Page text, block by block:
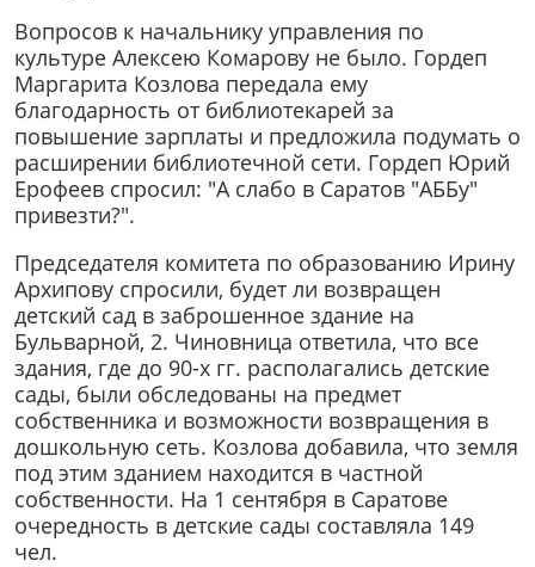
Вопросов к начальнику управления по
культуре Алексею Комарову не было. Гордеп
Маргарита Козлова передала ему
благодарность от библиотекарей за
повышение зарплаты и предложила подумать о
расширении библиотечной сети. Гордеп Юрий
Ерофеев спросил: "А слабо в Саратов "АББу"
привезти?".
Председателя комитета по образованию Ирину
Архипову спросили, будет ли возвращен
детский сад в заброшенное здание на
Бульварной, 2. Чиновница ответила, что все
здания, где до 90-х гг. располагались детские
сады, были обследованы на предмет
собственника и возможности возвращения в
дошкольную сеть. Козлова добавила, что земля
под этим зданием находится в частной
собственности. На 1 сентября в Саратове
очередность в детские сады составляла 149
чел.